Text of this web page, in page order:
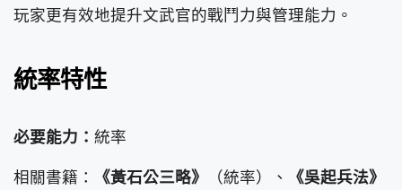
玩家更有效地提升文武官的戰鬥力與管理能力。
統率特性
必要能力： 統率
相關書籍：
《黃石公三略》 （統率）、
《吳起兵法》